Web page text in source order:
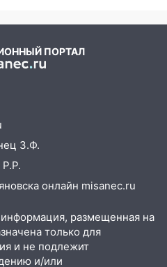
улицах Ульяновска
холодную воду
участников
при ЦГКБ
на 7 и 8 лет
сбили над
и Саратовской
уверовала в
ПОРТАЛ
З.Ф.
онлайн misanec.ru
размещенная на
только для
и не подлежит
и/или